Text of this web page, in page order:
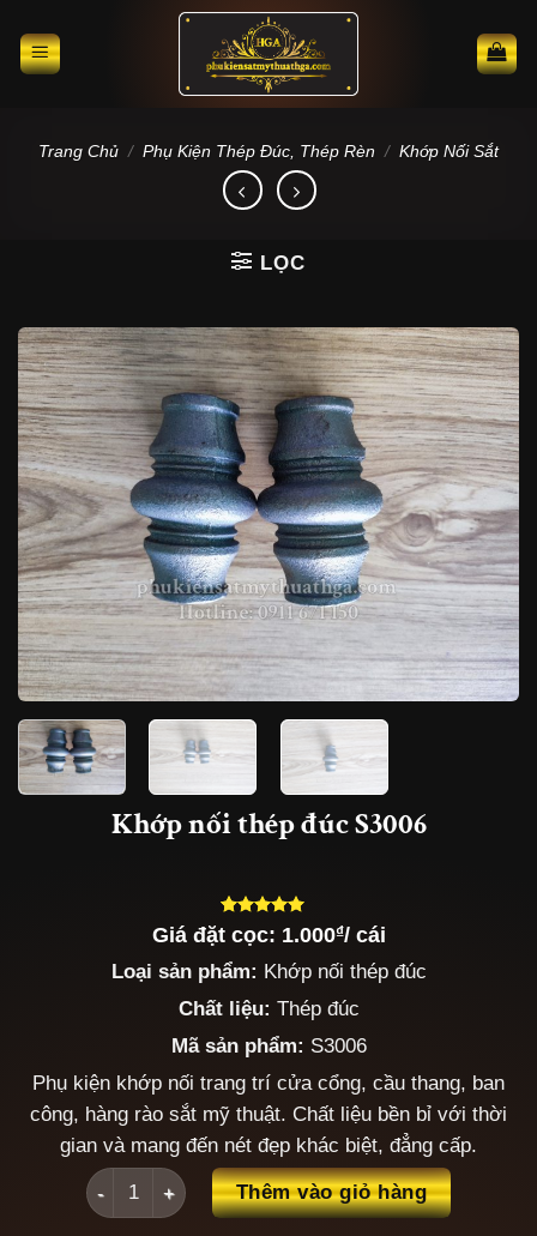
content
Trang Chủ / Phụ Kiện Thép Đúc, Thép Rèn / Khớp Nối Sắt
LỌC
Khớp nối thép đúc S3006
5.00trên 5
dựa trên
5
đánh giá
Giá đặt cọc: 1.000₫/ cái
Loại sản phẩm: Khớp nối thép đúc
Chất liệu: Thép đúc
Mã sản phẩm: S3006
Phụ kiện khớp nối trang trí cửa cổng, cầu thang, ban
công, hàng rào sắt mỹ thuật. Chất liệu bền bỉ với thời
gian và mang đến nét đẹp khác biệt, đẳng cấp.
Khớp nối thép đúc S3006 số lượng
Thêm vào giỏ hàng